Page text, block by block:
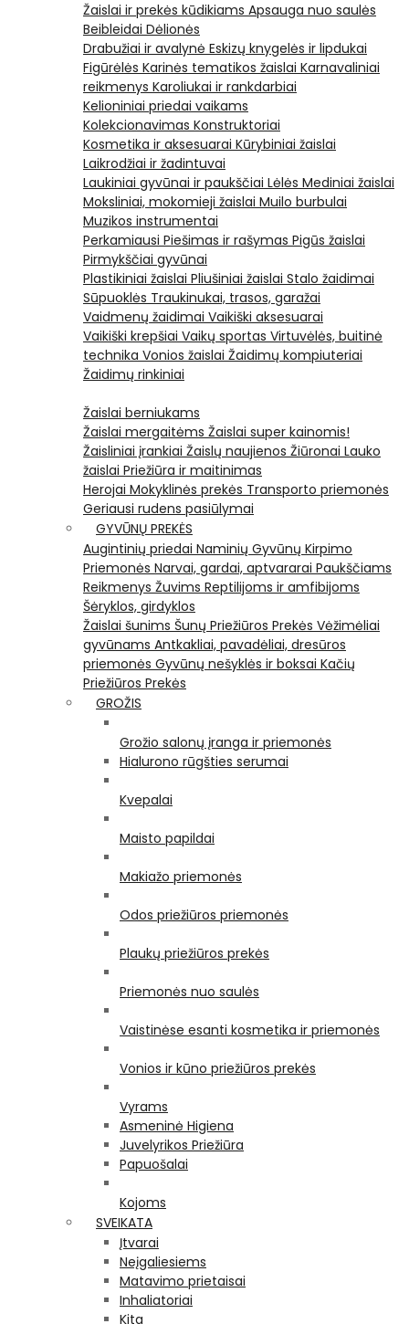
Žaislai ir prekės kūdikiams Apsauga nuo saulės
Beibleidai Dėlionės
Drabužiai ir avalynė Eskizų knygelės ir lipdukai
Figūrėlės Karinės tematikos žaislai Karnavaliniai
reikmenys Karoliukai ir rankdarbiai
Kelioniniai priedai vaikams
Kolekcionavimas Konstruktoriai
Kosmetika ir aksesuarai Kūrybiniai žaislai
Laikrodžiai ir žadintuvai
Laukiniai gyvūnai ir paukščiai Lėlės Mediniai žaislai
Moksliniai, mokomieji žaislai Muilo burbulai
Muzikos instrumentai
Perkamiausi Piešimas ir rašymas Pigūs žaislai
Pirmykščiai gyvūnai
Plastikiniai žaislai Pliušiniai žaislai Stalo žaidimai
Sūpuoklės Traukinukai, trasos, garažai
Vaidmenų žaidimai Vaikiški aksesuarai
Vaikiški krepšiai Vaikų sportas Virtuvėlės, buitinė
technika Vonios žaislai Žaidimų kompiuteriai
Žaidimų rinkiniai
Žaislai berniukams
Žaislai mergaitėms Žaislai super kainomis!
Žaisliniai įrankiai Žaislų naujienos Žiūronai Lauko
žaislai Priežiūra ir maitinimas
Herojai Mokyklinės prekės Transporto priemonės
Geriausi rudens pasiūlymai
GYVŪNŲ PREKĖS
Augintinių priedai Naminių Gyvūnų Kirpimo
Priemonės Narvai, gardai, aptvararai Paukščiams
Reikmenys Žuvims Reptilijoms ir amfibijoms
Šėryklos, girdyklos
Žaislai šunims Šunų Priežiūros Prekės Vėžimėliai
gyvūnams Antkakliai, pavadėliai, dresūros
priemonės Gyvūnų nešyklės ir boksai Kačių
Priežiūros Prekės
GROŽIS
Grožio salonų įranga ir priemonės
Hialurono rūgšties serumai
Kvepalai
Maisto papildai
Makiažo priemonės
Odos priežiūros priemonės
Plaukų priežiūros prekės
Priemonės nuo saulės
Vaistinėse esanti kosmetika ir priemonės
Vonios ir kūno priežiūros prekės
Vyrams
Asmeninė Higiena
Juvelyrikos Priežiūra
Papuošalai
Kojoms
SVEIKATA
Įtvarai
Neįgaliesiems
Matavimo prietaisai
Inhaliatoriai
Kita